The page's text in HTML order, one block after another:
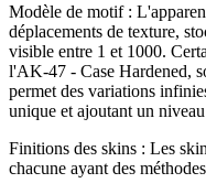
Modèle de motif :
déplacements de texture,
visible entre 1 et 1000.
l'AK-47 - Case Hardened,
permet des variations
unique et ajoutant un
Finitions des skins : Les
chacune ayant des